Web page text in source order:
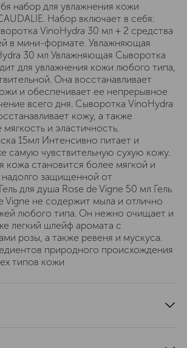
набор для увлажнения кожи
Набор включает в себя:
VinoHydra 30 мл + 2 средства
в мини-формате. Увлажняющая
30 мл Увлажняющая Сыворотка
для увлажнения кожи любого типа,
Она восстанавливает
и обеспечивает ее непрерывное
всего дня. Сыворотка VinoHydra
кожу, а также
и эластичность.
15мл Интенсивно питает и
самую чувствительную сухую кожу.
кожа становится более мягкой и
надолго защищенной от
для душа Rose de Vigne 50 мл Гель
Vigne не содержит мыла и отлично
любого типа. Он нежно очищает и
легкий шлейф аромата с
розы, а также ревеня и мускуса.
природного происхождения
типов кожи